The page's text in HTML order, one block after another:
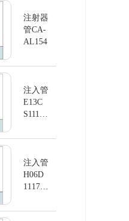
注射器
管CA-
AL154
注入管
E13C
S1117-
注入管
H06D
11176-